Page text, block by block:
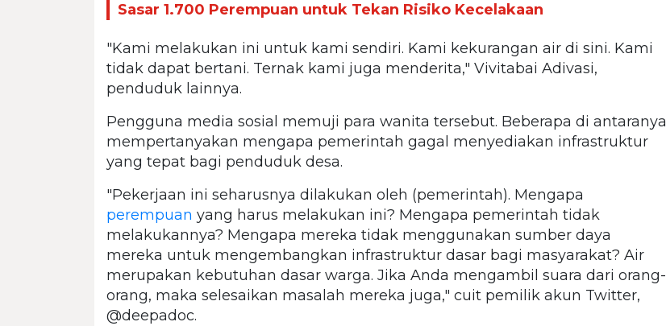
Sasar 1.700 Perempuan untuk Tekan Risiko Kecelakaan
"Kami melakukan ini untuk kami sendiri. Kami kekurangan air di sini. Kami
tidak dapat bertani. Ternak kami juga menderita," Vivitabai Adivasi,
penduduk lainnya.
Pengguna media sosial memuji para wanita tersebut. Beberapa di antaranya
mempertanyakan mengapa pemerintah gagal menyediakan infrastruktur
yang tepat bagi penduduk desa.
"Pekerjaan ini seharusnya dilakukan oleh (pemerintah). Mengapa
perempuan yang harus melakukan ini? Mengapa pemerintah tidak
melakukannya? Mengapa mereka tidak menggunakan sumber daya
mereka untuk mengembangkan infrastruktur dasar bagi masyarakat? Air
merupakan kebutuhan dasar warga. Jika Anda mengambil suara dari orang-
orang, maka selesaikan masalah mereka juga," cuit pemilik akun Twitter,
@deepadoc.